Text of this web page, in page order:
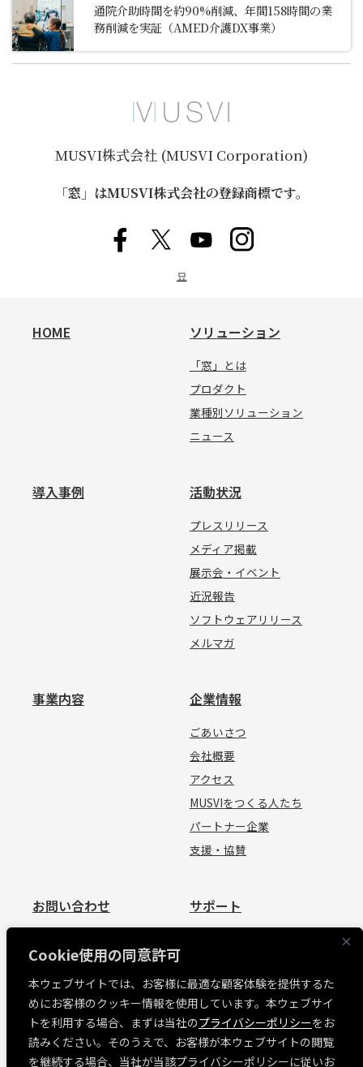
Cookie使用の同意許可
本ウェブサイトでは、お客様に最適な顧客体験を提供するた
めにお客様のクッキー情報を使用しています。本ウェブサイ
トを利用する場合、まずは当社のプライバシーポリシーをお
読みください。そのうえで、お客様が本ウェブサイトの閲覧
を継続する場合、当社が当該プライバシーポリシーに従いお
通院介助時間を約90%削減、年間158時間の業
務削減を実証（AMED介護DX事業）
MUSVI株式会社 (MUSVI Corporation)
「窓」はMUSVI株式会社の登録商標です。
묘
HOME ソリューション
「窓」とは
プロダクト
業種別ソリューション
ニュース
導入事例 活動状況
プレスリリース
メディア掲載
展示会・イベント
近況報告
ソフトウェアリリース
メルマガ
事業内容 企業情報
ごあいさつ
会社概要
アクセス
MUSVIをつくる人たち
パートナー企業
支援・協賛
お問い合わせ
見積依頼
サポート
お問い合わせ
MUSVI BASE ログイン
ソフトウェアリリース情報
障害・メンテナンス情報